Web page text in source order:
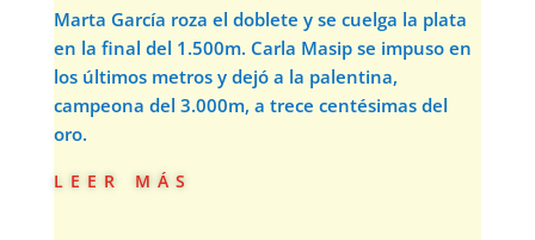
Marta García roza el doblete y se cuelga la plata
en la final del 1.500m. Carla Masip se impuso en
los últimos metros y dejó a la palentina,
campeona del 3.000m, a trece centésimas del
oro.
leer más